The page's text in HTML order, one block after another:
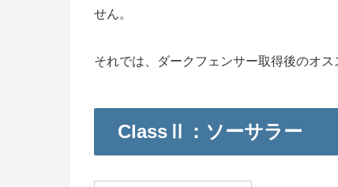
せん。
それでは、ダークフェンサー取得後のオ
ClassⅡ：ソーサラー